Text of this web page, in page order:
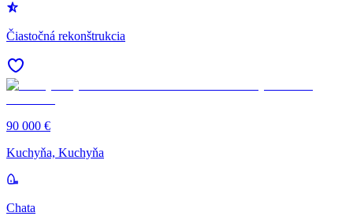
Čiastočná rekonštrukcia
90 000 €
Kuchyňa, Kuchyňa
Chata